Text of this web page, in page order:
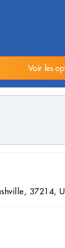
Voir les
37214,